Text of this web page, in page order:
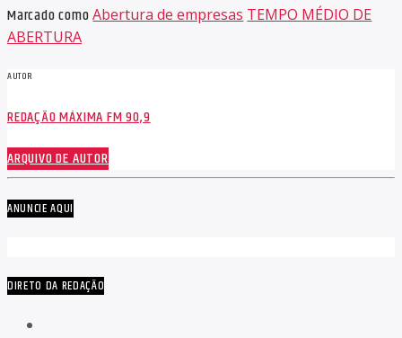
Marcado comoAbertura de empresas TEMPO MÉDIO DE
ABERTURA
AUTOR
REDAÇÃO MÁXIMA FM 90,9
ARQUIVO DE AUTOR
ANUNCIE AQUI
DIRETO DA REDAÇÃO